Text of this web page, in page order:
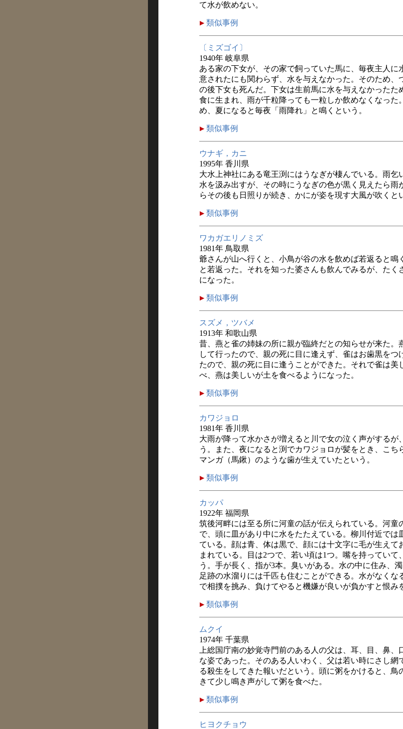
て水が飲めない。
類似事例
〔ミズゴイ〕
1940年 岐阜県
ある家の下女が、その家で飼っていた馬に、毎夜主人に
意されたにも関わらず、水を与えなかった。そのため、
の後下女も死んだ。下女は生前馬に水を与えなかったた
食に生まれ、雨が千粒降っても一粒しか飲めなくなった
め、夏になると毎夜「雨降れ」と鳴くという。
類似事例
ウナギ，カニ
1995年 香川県
大水上神社にある竜王渕にはうなぎが棲んでいる。雨乞
水を汲み出すが、その時にうなぎの色が黒く見えたら雨
らその後も日照りが続き、かにが姿を現す大風が吹くと
類似事例
ワカガエリノミズ
1981年 鳥取県
爺さんが山へ行くと、小鳥が谷の水を飲めば若返ると鳴
と若返った。それを知った婆さんも飲んでみるが、たく
になった。
類似事例
スズメ，ツバメ
1913年 和歌山県
昔、燕と雀の姉妹の所に親が臨終だとの知らせが来た。
して行ったので、親の死に目に逢えず、雀はお歯黒をつ
たので、親の死に目に逢うことができた。それで雀は美
べ、燕は美しいが土を食べるようになった。
類似事例
カワジョロ
1981年 香川県
大雨が降って水かさが増えると川で女の泣く声がするが
う。また、夜になると渕でカワジョロが髪をとき、こち
マンガ（馬鍬）のような歯が生えていたという。
類似事例
カッパ
1922年 福岡県
筑後河畔には至る所に河童の話が伝えられている。河童
で、頭に皿があり中に水をたたえている。柳川付近では
ている。顔は青、体は黒で、顔には十文字に毛が生えて
まれている。目は2つで、若い頃は1つ。嘴を持っていて
う。手が長く、指が3本。臭いがある。水の中に住み、
足跡の水溜りには千匹も住むことができる。水がなくな
で相撲を挑み、負けてやると機嫌が良いが負かすと恨み
類似事例
ムクイ
1974年 千葉県
上総国庁南の妙覚寺門前のある人の父は、耳、目、鼻、
な姿であった。そのある人いわく、父は若い時にさし網
る殺生をしてきた報いだという。頭に粥をかけると、鳥
きて少し鳴き声がして粥を食べた。
類似事例
ヒヨクチョウ